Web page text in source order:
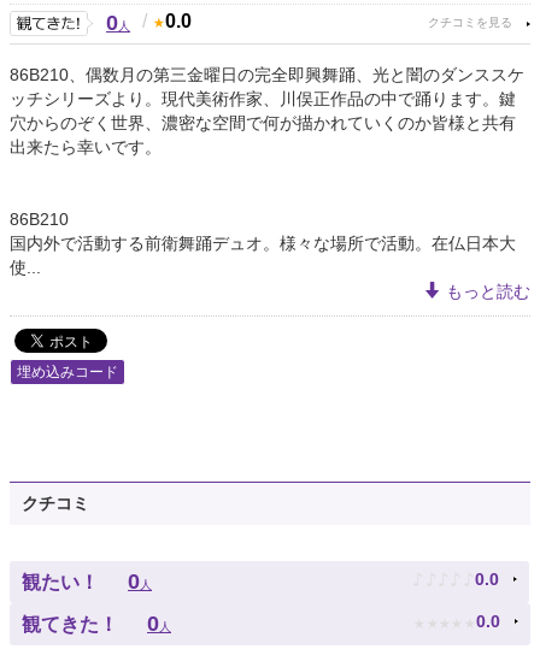
0人 / 0.0
86B210、偶数月の第三金曜日の完全即興舞踊、光と闇のダンススケ
ッチシリーズより。現代美術作家、川俣正作品の中で踊ります。鍵
穴からのぞく世界、濃密な空間で何が描かれていくのか皆様と共有
出来たら幸いです。
86B210
国内外で活動する前衛舞踊デュオ。様々な場所で活動。在仏日本大
使...
もっと読む
埋め込みコード
クチコミ
観たい！ 0人 ♪ ♪ ♪ ♪ ♪ 0.0
観てきた！ 0人 ★ ★ ★ ★ ★ 0.0